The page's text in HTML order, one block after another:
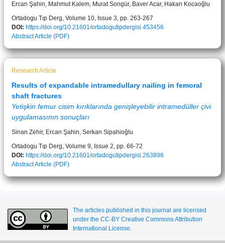
Ercan Şahin, Mahmut Kalem, Murat Songür, Baver Acar, Hakan Kocaoğlu
Ortadogu Tıp Derg, Volume 10, Issue 3, pp. 263-267
DOI: https://doi.org/10.21601/ortadogutipdergisi.453456
AbstractArticle (PDF)
Research Article
Results of expandable intramedullary nailing in femoral
shaft fractures
Yetişkin femur cisim kırıklarında genişleyebilir intramedüller çivi
uygulamasının sonuçları
Sinan Zehir, Ercan Şahin, Serkan Sipahioğlu
Ortadogu Tıp Derg, Volume 9, Issue 2, pp. 66-72
DOI: https://doi.org/10.21601/ortadogutipdergisi.263896
AbstractArticle (PDF)
The articles published in this journal are licensed
under the CC-BY Creative Commons Attribution
International License.